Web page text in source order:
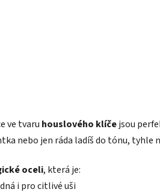
ve tvaru houslového klíčejsou
nebo jen ráda ladíš do tónu, tyhle
oceli, která je:
i pro citlivé uši